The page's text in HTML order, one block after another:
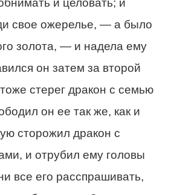
и целовать; и
свое ожерелье, — а было
золота, — и надела ему
он затем за второй
стерег дракон с семью
он ее так же, как и
сторожил дракон с
и отрубил ему головы
все его расспрашивать,